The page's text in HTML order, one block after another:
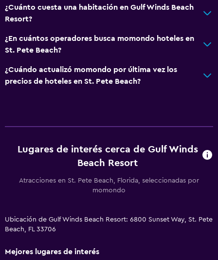
¿Cuánto cuesta una habitación en Gulf Winds Beach
Resort?
¿En cuántos operadores busca momondo hoteles en
St. Pete Beach?
¿Cuándo actualizó momondo por última vez los
precios de hoteles en St. Pete Beach?
Lugares de interés cerca de Gulf Winds
Beach Resort
Atracciones en St. Pete Beach, Florida, seleccionadas por
momondo
Ubicación de Gulf Winds Beach Resort: 6800 Sunset Way, St. Pete
Beach, FL 33706
Mejores lugares de interés